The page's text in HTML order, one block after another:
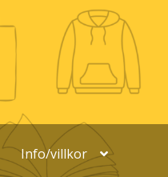
Info/villkor